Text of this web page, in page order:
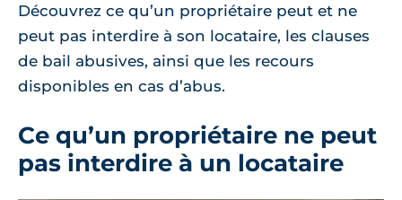
Découvrez ce qu’un propriétaire peut et ne
peut pas interdire à son locataire, les clauses
de bail abusives, ainsi que les recours
disponibles en cas d’abus.
Ce qu’un propriétaire ne peut
pas interdire à un locataire